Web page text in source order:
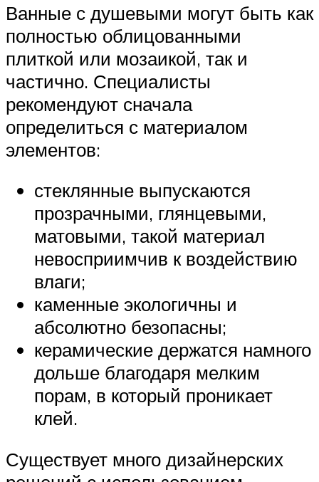
Ванные с душевыми могут быть как
полностью облицованными
плиткой или мозаикой, так и
частично. Специалисты
рекомендуют сначала
определиться с материалом
элементов:
стеклянные выпускаются
прозрачными, глянцевыми,
матовыми, такой материал
невосприимчив к воздействию
влаги;
каменные экологичны и
абсолютно безопасны;
керамические держатся намного
дольше благодаря мелким
порам, в который проникает
клей.
Существует много дизайнерских